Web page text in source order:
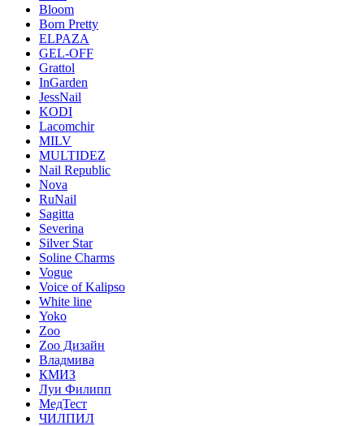
Bloom
Born Pretty
ELPAZA
GEL-OFF
Grattol
InGarden
JessNail
KODI
Lacomchir
MILV
MULTIDEZ
Nail Republic
Nova
RuNail
Sagitta
Severina
Silver Star
Soline Charms
Vogue
Voice of Kalipso
White line
Yoko
Zoo
Zoo Дизайн
Владмива
КМИЗ
Луи Филипп
МедТест
ЧИЛПИЛ